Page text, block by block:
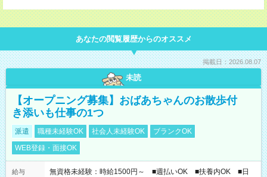
あなたの閲覧履歴からのオススメ
掲載日：2026.08.07
未読
【オープニング募集】おばあちゃんのお散歩付
き添いも仕事の1つ
派遣 職種未経験OK 社会人未経験OK
ブランクOK
WEB登録・面接OK
給与
無資格未経験：時給1500円～ ■週払いOK ■扶養内OK ■日